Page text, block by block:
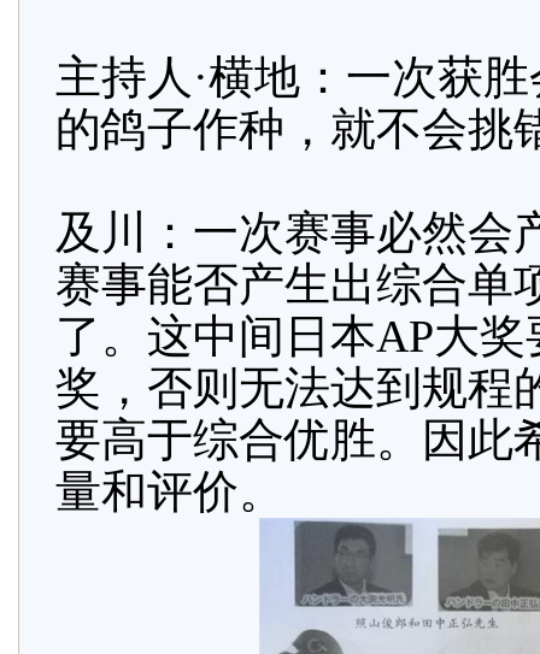
主持人·横地：一次获
的鸽子作种，就不会挑
及川：一次赛事必然会
赛事能否产生出综合单
了。这中间日本AP大
奖，否则无法达到规程
要高于综合优胜。因此
量和评价。